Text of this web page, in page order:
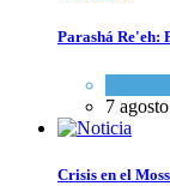
Parashá Re'eh:
7
Crisis en el